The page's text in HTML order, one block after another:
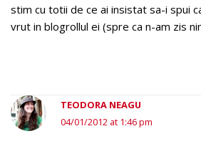
stim cu totii de ce ai insistat sa-i spui
vrut in blogrollul ei (spre ca n-am zis
TEODORA NEAGU
04/01/2012 at 1:46 pm